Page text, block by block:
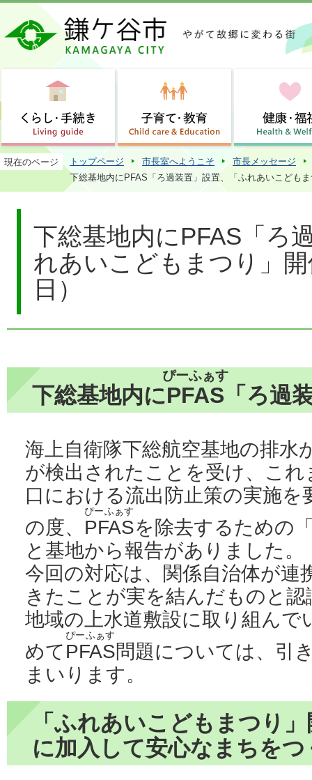
この
現在のページ トップページ 市長室へようこそ
市長メッセージ
下総基地内にPFAS「ろ過装置」設置、「ふれあいこども
下総基地内にPFAS「ろ
れあいこどもまつり」
日）
下総基地内にPFAS
ぴーふぁす
「ろ過
海上自衛隊下総航空基地の排水
が検出されたことを受け、こ
口における流出防止策の実施
の度、 PFAS
ぴーふぁす
を除去するための
と基地から報告がありました。
今回の対応は、関係自治体が連
きたことが実を結んだものと
地域の上水道敷設に取り組んで
めてPFAS
ぴーふぁす
問題については、引
まいります。
「ふれあいこどもまつり
に加入して安心なまちを